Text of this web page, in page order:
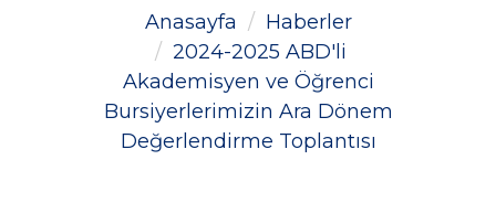
Anasayfa
Haberler
2024-2025 ABD'li
Akademisyen ve Öğrenci
Bursiyerlerimizin Ara Dönem
Değerlendirme Toplantısı